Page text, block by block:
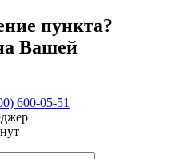
пункта?
Вашей
600-05-51